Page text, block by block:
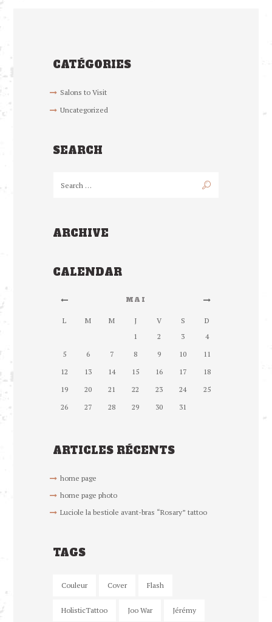
CATÉGORIES
Salons to Visit
Uncategorized
SEARCH
ARCHIVE
CALENDAR
MAI
L M M J V S
D
1
2 3
4
5
6 7 8 9 10
11
12
13 14 15 16 17
18
19
20 21 22 23 24
25
26
27 28 29 30 31
ARTICLES RÉCENTS
home page
home page photo
Luciole la bestiole avant-bras “Rosary” tattoo
TAGS
Couleur Cover Flash
HolisticTattoo Joo War Jérémy